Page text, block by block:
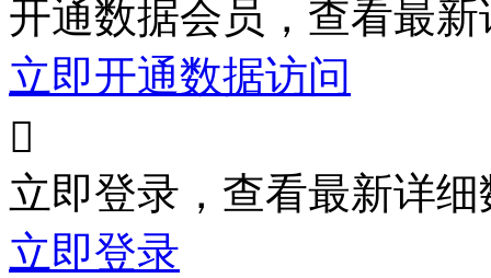
开通数据会员，查看最
立即开通数据访问

立即登录，查看最新详细
立即登录